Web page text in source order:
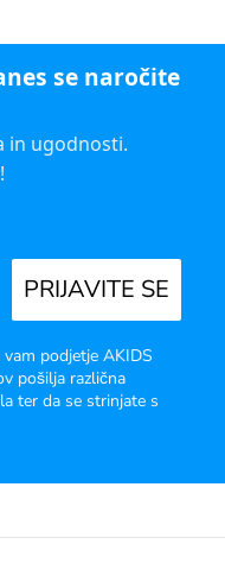
se naročite
in ugodnosti.
PRIJAVITE SE
podjetje AKIDS
pošilja različna
ter da se strinjate s